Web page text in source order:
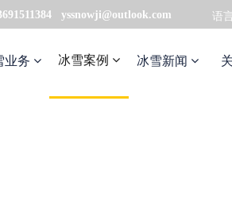
yssnowji@outlook.com 语
业务 冰雪案例 冰雪新闻